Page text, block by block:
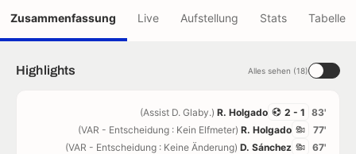
Zusammenfassung Live Aufstellung Stats Tabelle
Highlights Alles sehen (18)
83'
2 - 1
(Assist D. Glaby.) R. Holgado
77'
(VAR - Entscheidung : Kein Elfmeter) R. Holgado
67'
(VAR - Entscheidung : Keine Änderung) D. Sánchez